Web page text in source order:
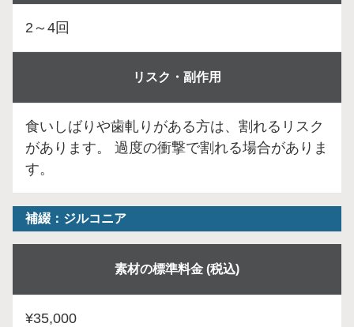
2～4回
リスク・副作用
食いしばりや歯軋りがある方は、割れるリスク
があります。 過度の衝撃で割れる場合がありま
す。
補綴：ジルコニア
素材の標準料金 (税込)
¥35,000